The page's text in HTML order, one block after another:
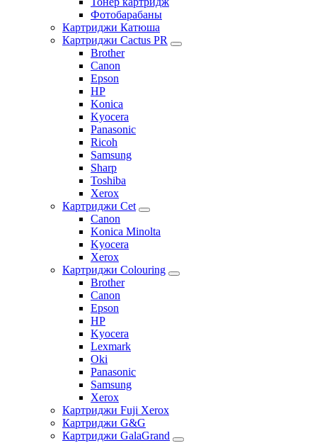
Фотобарабаны
Картриджи Катюша
Картриджи Cactus PR
Brother
Canon
Epson
HP
Konica
Kyocera
Panasonic
Ricoh
Samsung
Sharp
Toshiba
Xerox
Картриджи Cet
Canon
Konica Minolta
Kyocera
Xerox
Картриджи Colouring
Brother
Canon
Epson
HP
Kyocera
Lexmark
Oki
Panasonic
Samsung
Xerox
Картриджи Fuji Xerox
Картриджи G&G
Картриджи GalaGrand